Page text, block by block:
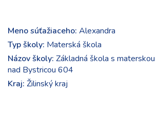
Meno súťažiaceho: Alexandra
Typ školy: Materská škola
Názov školy: Základná škola s
nad Bystricou 604
Kraj: Žilinský kraj